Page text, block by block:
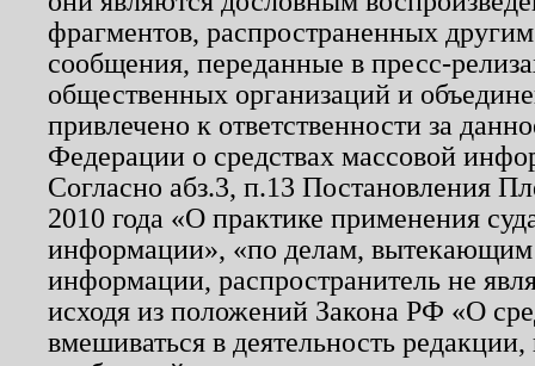
фрагментов, распространенных
сообщения, переданные в пресс-
общественных организаций и
привлечено к ответственности за
Федерации о средствах массовой
Согласно абз.3, п.13 Постановления
2010 года «О практике применения
информации», «по делам, вытекающим
информации, распространитель не
исходя из положений Закона РФ «О
вмешиваться в деятельность